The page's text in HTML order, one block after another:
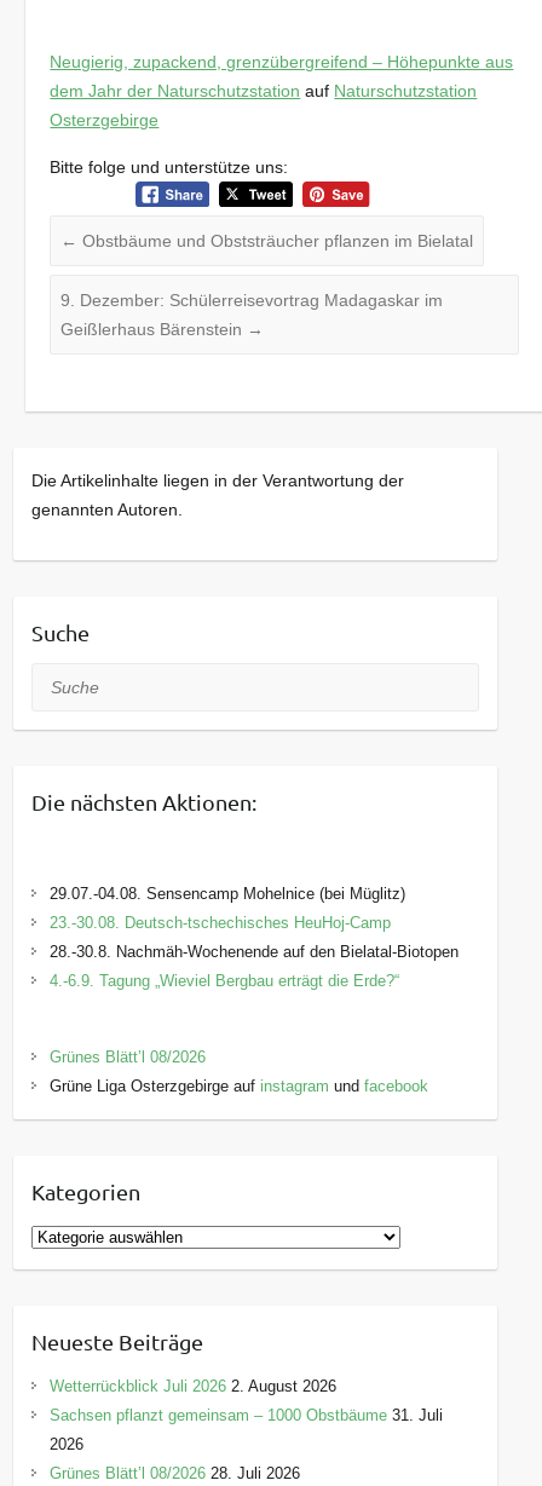
Neugierig, zupackend, grenzübergreifend – Höhepunkte aus
dem Jahr der Naturschutzstation auf Naturschutzstation
Osterzgebirge
Bitte folge und unterstütze uns:
← Obstbäume und Obststräucher pflanzen im Bielatal
9. Dezember: Schülerreisevortrag Madagaskar im
Geißlerhaus Bärenstein →
Die Artikelinhalte liegen in der Verantwortung der
genannten Autoren.
Suche
Suche
Die nächsten Aktionen:
29.07.-04.08. Sensencamp Mohelnice (bei Müglitz)
23.-30.08. Deutsch-tschechisches HeuHoj-Camp
28.-30.8. Nachmäh-Wochenende auf den Bielatal-Biotopen
4.-6.9. Tagung „Wieviel Bergbau erträgt die Erde?“
Grünes Blätt’l 08/2026
Grüne Liga Osterzgebirge auf instagram undfacebook
Kategorien
K
a
g
o
r
e
Neueste Beiträge
Wetterrückblick Juli 2026 2. August 2026
Sachsen pflanzt gemeinsam – 1000 Obstbäume 31. Juli
2026
Grünes Blätt’l 08/2026 28. Juli 2026